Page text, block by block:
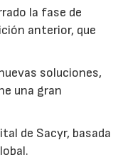
la fase de
anterior, que
soluciones,
una gran
de Sacyr, basada